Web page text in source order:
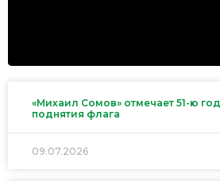
«Михаил Сомов» отмечает 51-ю
поднятия флага
09.07.2026